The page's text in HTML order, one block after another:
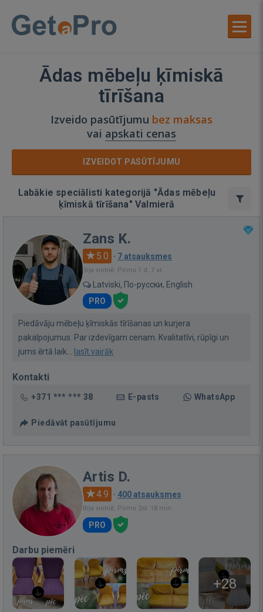
Ādas mēbeļu ķīmiskā
tīrīšana
Izveido pasūtījumu bez maksas
vai apskati cenas
IZVEIDOT PASŪTĪJUMU
Labākie speciālisti kategorijā "Ādas mēbeļu
ķīmiskā tīrīšana" Valmierā
Zans K.
5.0 · 7 atsauksmes
Bija vietnē: Pirms 1 d. 7 st.
Latviski, По-русски, English
PRO
Piedāvāju mēbeļu ķīmiskās tīrīšanas un kurjera
pakalpojumus. Par izdevīgam cenam. Kvalitatīvi, rūpīgi un
jums ērtā laik...
lasīt vairāk
Kontakti
+371 *** *** 38 E-pasts WhatsApp
Piedāvāt pasūtījumu
Artis D.
4.9 · 400 atsauksmes
Bija vietnē: Pirms 2st. 18 min.
PRO
Darbu piemēri
+28